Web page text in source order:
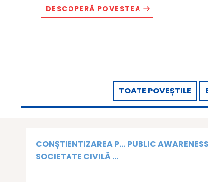
DESCOPERĂ POVESTEA
TOATE POVEȘTILE
CONȘTIENTIZAREA P... PUBLIC AWARENESS
SOCIETATE CIVILĂ ...